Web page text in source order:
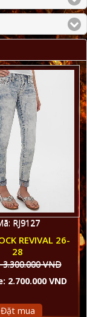
RJ9127
REVIVAL 26-
28
3.300.000 VND
2.700.000 VND
Đặt mua